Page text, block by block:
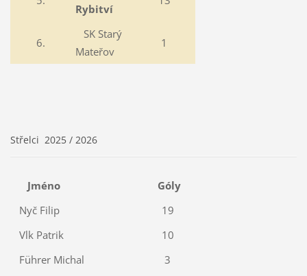
Rybitví
6.
SK Starý
Mateřov
1
Střelci 2025 / 2026
Jméno
Góly
Nyč Filip
19
Vlk Patrik
10
Führer Michal
3